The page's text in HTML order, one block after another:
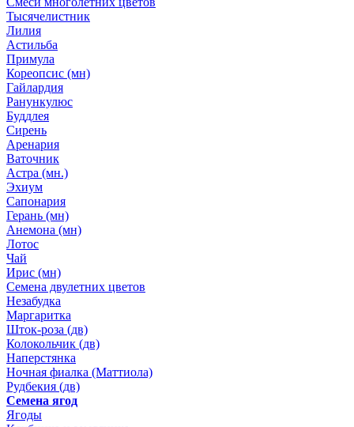
Тысячелистник
Лилия
Астильба
Примула
Кореопсис (мн)
Гайлардия
Ранункулюс
Буддлея
Сирень
Аренария
Ваточник
Астра (мн.)
Эхиум
Сапонария
Герань (мн)
Анемона (мн)
Лотос
Чай
Ирис (мн)
Семена двулетних цветов
Незабудка
Маргаритка
Шток-роза (дв)
Колокольчик (дв)
Наперстянка
Ночная фиалка (Маттиола)
Рудбекия (дв)
Семена ягод
Ягоды